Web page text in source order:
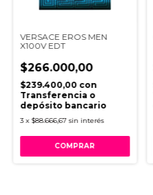
VERSACE EROS MEN
X100V EDT
$266.000,00
$239.400,00 con
Transferencia o
depósito bancario
3 x $88.666,67 sin interés